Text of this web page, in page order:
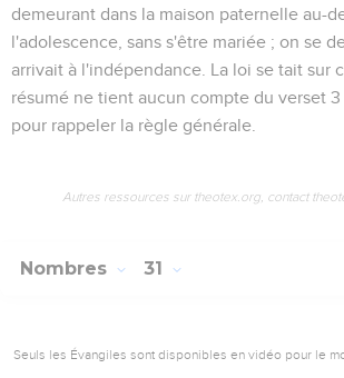
demeurant dans la maison paternelle au-
l'adolescence, sans s'être mariée ; on se
arrivait à l'indépendance. La loi se tait sur
résumé ne tient aucun compte du verset
pour rappeler la règle générale.
Autres ressources sur theotex.org, contact
Nombres 31
Seuls les Évangiles sont disponibles en vidéo pour le